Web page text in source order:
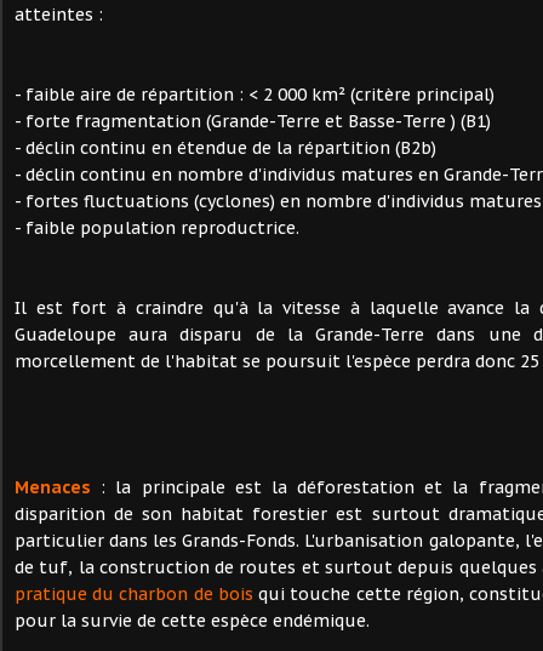
atteintes :
- faible aire de répartition : < 2 000 km² (critère principal)
- forte fragmentation (Grande-Terre et Basse-Terre ) (B1)
- déclin continu en étendue de la répartition (B2b)
- déclin continu en nombre d'individus matures en Grande-
- fortes fluctuations (cyclones) en nombre d'individus matures
- faible population reproductrice.
Il est fort à craindre qu'à la vitesse à laquelle avance la
Guadeloupe aura disparu de la Grande-Terre dans une
morcellement de l'habitat se poursuit l'espèce perdra donc
Menaces : la principale est la déforestation et la
disparition de son habitat forestier est surtout
particulier dans les Grands-Fonds. L'urbanisation galopante,
de tuf, la construction de routes et surtout depuis
pratique du charbon de bois qui touche cette région,
pour la survie de cette espèce endémique.